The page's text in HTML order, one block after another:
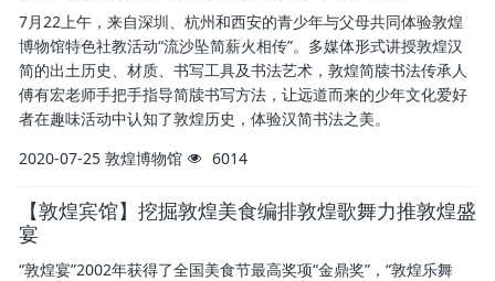
7月22上午，来自深圳、杭州和西安的青少年与父母共同体验敦煌
博物馆特色社教活动“流沙坠简薪火相传”。多媒体形式讲授敦煌汉
简的出土历史、材质、书写工具及书法艺术，敦煌简牍书法传承人
傅有宏老师手把手指导简牍书写方法，让远道而来的少年文化爱好
者在趣味活动中认知了敦煌历史，体验汉简书法之美。
2020-07-25 敦煌博物馆 6014
【敦煌宾馆】挖掘敦煌美食编排敦煌歌舞力推敦煌盛
宴
“敦煌宴”2002年获得了全国美食节最高奖项“金鼎奖”，“敦煌乐舞